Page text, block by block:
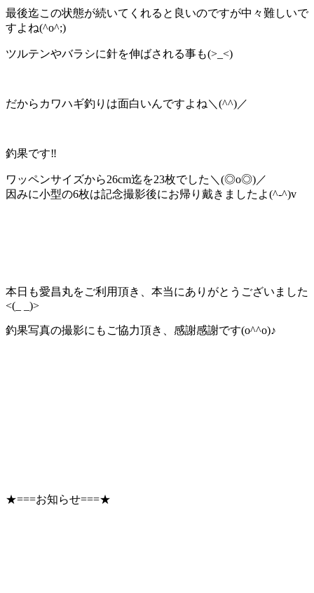
最後迄この状態が続いてくれると良いのですが中々難しいで
すよね(^o^;)
ツルテンやバラシに針を伸ばされる事も(>_<)
だからカワハギ釣りは面白いんですよね＼(^^)／
釣果です‼️
ワッペンサイズから26cm迄を23枚でした＼(◎o◎)／
因みに小型の6枚は記念撮影後にお帰り戴きましたよ(^-^)v
本日も愛昌丸をご利用頂き、本当にありがとうございました
<(_ _)>
釣果写真の撮影にもご協力頂き、感謝感謝です(o^^o)♪
★===お知らせ===★